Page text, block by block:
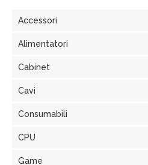
Accessori
Alimentatori
Cabinet
Cavi
Consumabili
CPU
Game